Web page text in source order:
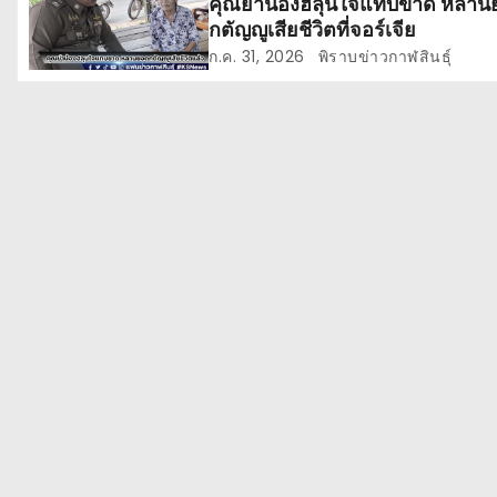
รื่
อ
กตัญญูเสียชีวิตที่จอร์เจีย
ก.ค. 31, 2026 พิราบข่าวกาฬสินธุ์